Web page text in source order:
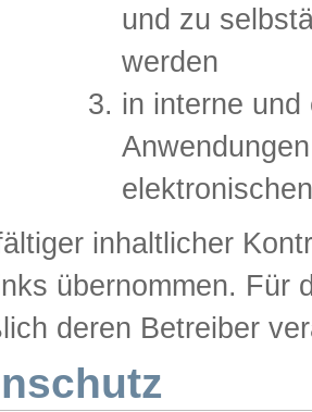
und zu
werden
in interne
inhaltlicher
übernommen. Für
deren Betreiber